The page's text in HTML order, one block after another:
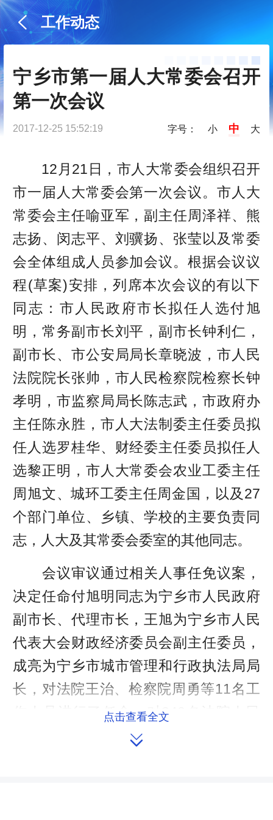
工作动态
宁乡市第一届人大常委会召开
第一次会议
2017-12-25 15:52:19 字号： 小 中 大
12月21日，市人大常委会组织召开
市一届人大常委会第一次会议。市人大
常委会主任喻亚军，副主任周泽祥、熊
志扬、闵志平、刘骥扬、张莹以及常委
会全体组成人员参加会议。根据会议议
程(草案)安排，列席本次会议的有以下
同志：市人民政府市长拟任人选付旭
明，常务副市长刘平，副市长钟利仁，
副市长、市公安局局长章晓波，市人民
法院院长张帅，市人民检察院检察长钟
孝明，市监察局局长陈志武，市政府办
主任陈永胜，市人大法制委主任委员拟
任人选罗桂华、财经委主任委员拟任人
选黎正明，市人大常委会农业工委主任
周旭文、城环工委主任周金国，以及27
个部门单位、乡镇、学校的主要负责同
志，人大及其常委会委室的其他同志。
会议审议通过相关人事任免议案，
决定任命付旭明同志为宁乡市人民政府
副市长、代理市长，王旭为宁乡市人民
代表大会财政经济委员会副主任委员，
成亮为宁乡市城市管理和行政执法局局
长，对法院王治、检察院周勇等11名工
作人员进行了任命，对240名法院人民
陪审员进行了任命。会上，喻亚军主任
点击查看全文
